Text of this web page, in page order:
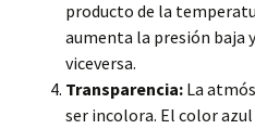
producto de la
aumenta la presión baja
viceversa.
Transparencia: La
ser incolora. El color